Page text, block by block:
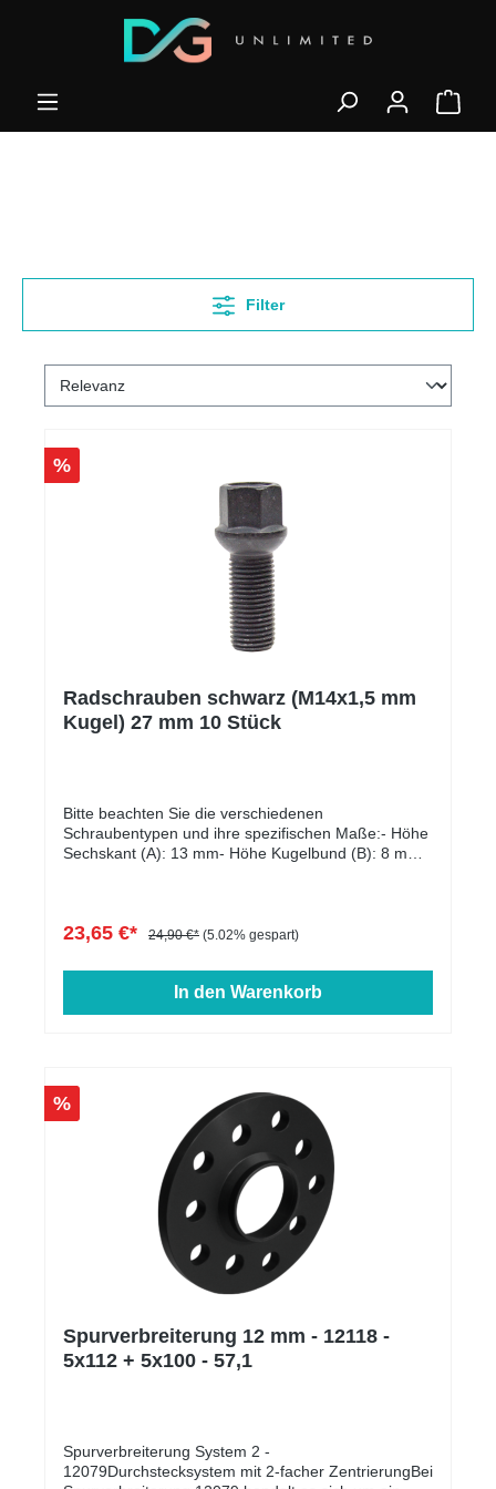
Filter
%
Radschrauben schwarz (M14x1,5 mm
Kugel) 27 mm 10 Stück
Bitte beachten Sie die verschiedenen
Schraubentypen und ihre spezifischen Maße:- Höhe
Sechskant (A): 13 mm- Höhe Kugelbund (B): 8 mm-
23,65 €* 24,90 €* (5.02% gespart)
In den Warenkorb
%
Spurverbreiterung 12 mm - 12118 -
5x112 + 5x100 - 57,1
Spurverbreiterung System 2 -
12079Durchstecksystem mit 2-facher ZentrierungBei